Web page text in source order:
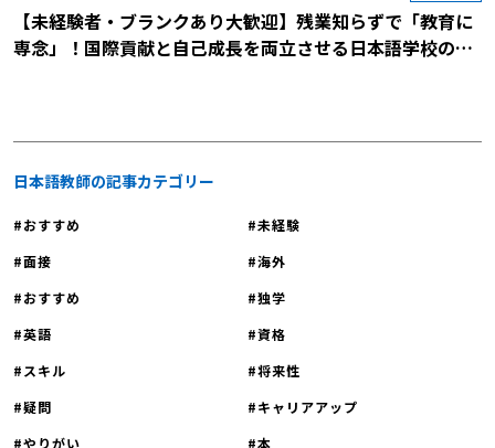
本語教師への転職｜履歴書の書き方の
注意点 【日本語教師への転職｜履歴
職｜履歴書の書き方の注意点3】修正
の仕方 日本語教師への転職｜履歴書
日本語教師への転職｜履歴書の書き
方について解説する前に まずは、履
人の学歴や職歴、特技などを記載する
公的な文書です。虚偽の情報を記載す
ます。したがって履歴書を書く際は、
正確な情報を提供することが重要で
【未経験者・ブランクあり大歓迎】残業知らずで「教育に
専念」！国際貢献と自己成長を両立させる日本語学校の説
日本語教師の記事カテゴリー
おすすめ
未経験
面接
海外
おすすめ
独学
英語
資格
スキル
将来性
疑問
キャリアアップ
やりがい
本